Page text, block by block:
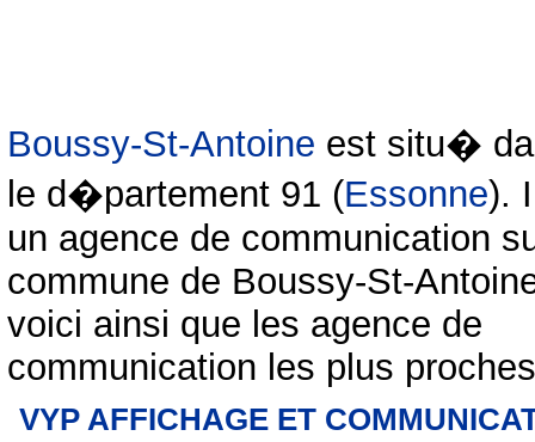
Boussy-St-Antoine est situ�
le d�partement 91 (Essonne).
un agence de communication
commune de Boussy-St-
voici ainsi que les agence de
communication les plus
VYP AFFICHAGE ET